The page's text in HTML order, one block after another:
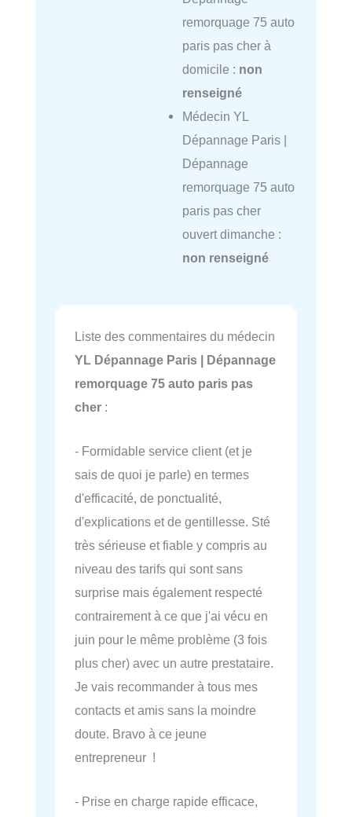
remorquage 75 auto
paris pas cher à
domicile : non
renseigné
Médecin YL
Dépannage Paris |
Dépannage
remorquage 75 auto
paris pas cher
ouvert dimanche :
non renseigné
Liste des commentaires du médecin
YL Dépannage Paris | Dépannage
remorquage 75 auto paris pas
cher :
- Formidable service client (et je
sais de quoi je parle) en termes
d'efficacité, de ponctualité,
d'explications et de gentillesse. Sté
très sérieuse et fiable y compris au
niveau des tarifs qui sont sans
surprise mais également respecté
contrairement à ce que j'ai vécu en
juin pour le même problème (3 fois
plus cher) avec un autre prestataire.
Je vais recommander à tous mes
contacts et amis sans la moindre
doute. Bravo à ce jeune
entrepreneur !
- Prise en charge rapide efficace,